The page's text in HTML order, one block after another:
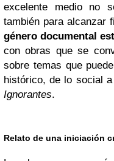
excelente medio no
también para alcanzar
género documental
con obras que se
sobre temas que
histórico, de lo social
Ignorantes.
Relato de una iniciación